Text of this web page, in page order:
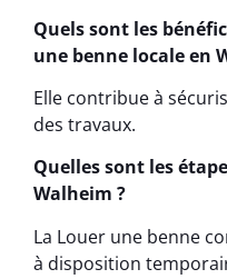
Quels sont les
une benne locale en
Elle contribue à
des travaux.
Quelles sont les
Walheim ?
La Louer une benne
à disposition